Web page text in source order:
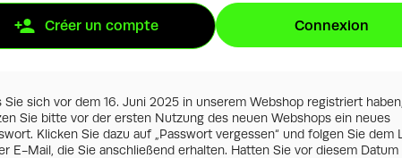
Créer un compte Connexion
Sie sich vor dem 16. Juni 2025 in unserem Webshop registriert haben,
Sie bitte vor der ersten Nutzung des neuen Webshops ein neues
Klicken Sie dazu auf „Passwort vergessen“ und folgen Sie dem
E-Mail, die Sie anschließend erhalten. Hatten Sie vor diesem Datum